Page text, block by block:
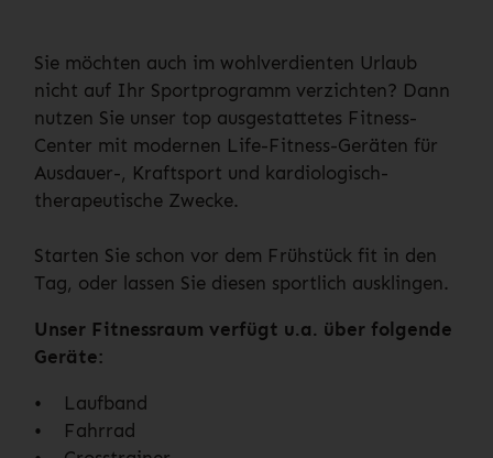
Sie möchten auch im wohlverdienten Urlaub
nicht auf Ihr Sportprogramm verzichten? Dann
nutzen Sie unser top ausgestattetes Fitness-
Center mit modernen Life-Fitness-Geräten für
Ausdauer-, Kraftsport und kardiologisch-
therapeutische Zwecke.
Starten Sie schon vor dem Frühstück fit in den
Tag, oder lassen Sie diesen sportlich ausklingen.
Unser Fitnessraum verfügt u.a. über folgende
Geräte:
• Laufband
• Fahrrad